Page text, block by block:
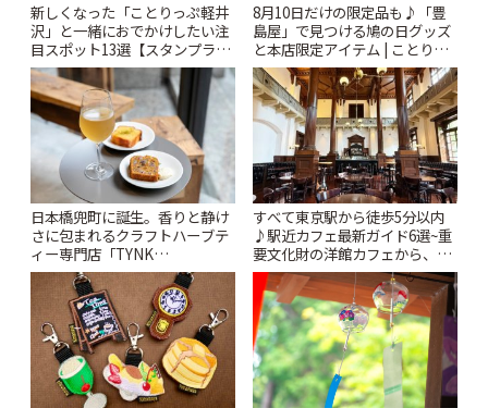
新しくなった「ことりっぷ軽井
沢」と一緒におでかけしたい注
目スポット13選【スタンプラリ
ー開催中】 | ことりっぷ
8月10日だけの限定品も♪「豊
島屋」で見つける鳩の日グッズ
と本店限定アイテム | ことりっ
ぷ
日本橋兜町に誕生。香りと静け
さに包まれるクラフトハーブテ
ィー専門店「TYNK
Kabutocho」 | ことりっぷ
すべて東京駅から徒歩5分以内
♪駅近カフェ最新ガイド6選~重
要文化財の洋館カフェから、改
札すぐのレトロ喫茶まで~ | こと
りっぷ